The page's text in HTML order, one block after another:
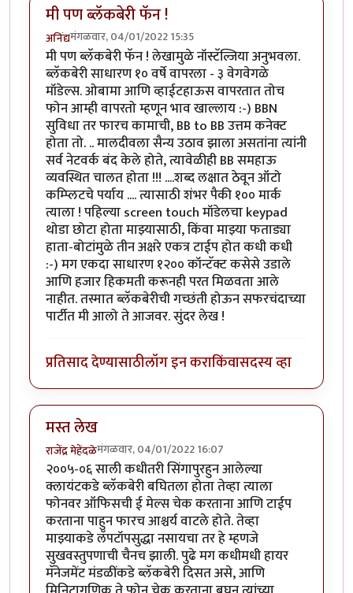
मी पण ब्लॅकबेरी फॅन !
अनिंद्यमंगळवार, 04/01/2022 15:35
मी पण ब्लॅकबेरी फॅन ! लेखामुळे नॉस्टॅल्जिया अनुभवला.
ब्लॅकबेरी साधारण १० वर्षे वापरला - ३ वेगवेगळे
मॉडेल्स. ओबामा आणि व्हाईटहाऊस वापरतात तोच
फोन आम्ही वापरतो म्हणून भाव खाल्लाय :-) BBN
सुविधा तर फारच कामाची, BB to BB उत्तम कनेक्ट
होता तो. .. मालदीवला सैन्य उठाव झाला असतांना त्यांनी
सर्व नेटवर्क बंद केले होते, त्यावेळीही BB समहाऊ
व्यवस्थित चालत होता !!! ....शब्द लक्षात ठेवून ऑटो
कम्प्लिटचे पर्याय .... त्यासाठी शंभर पैकी १०० मार्क
त्याला ! पहिल्या screen touch मॉडेलचा keypad
थोडा छोटा होता माझ्यासाठी, किंवा माझ्या फताड्या
हाता-बोटांमुळे तीन अक्षरे एकत्र टाईप होत कधी कधी
:-) मग एकदा साधारण १२०० कॉन्टॅक्ट कसेसे उडाले
आणि हजार हिकमती करूनही परत मिळवता आले
नाहीत. तस्मात ब्लॅकबेरीची गच्छंती होऊन सफरचंदाच्या
पार्टीत मी आलो ते आजवर. सुंदर लेख !
प्रतिसाद देण्यासाठीलॉग इन कराकिंवासदस्य व्हा
मस्त लेख
राजेंद्र मेहेंदळेमंगळवार, 04/01/2022 16:07
२००५-०६ साली कधीतरी सिंगापुरहुन आलेल्या
क्लायंटकडे ब्लॅकबेरी बघितला होता तेव्हा त्याला
फोनवर ऑफिसची ई मेल्स चेक करताना आणि टाईप
करताना पाहुन फारच आश्चर्य वाटले होते. तेव्हा
माझ्याकडे लॅपटॉपसुद्धा नसायचा तर हे म्हणजे
सुखवस्तुपणाची चैनच झाली. पुढे मग कधीमधी हायर
मॅनेजमेंट मंडळींकडे ब्लॅकबेरी दिसत असे, आणि